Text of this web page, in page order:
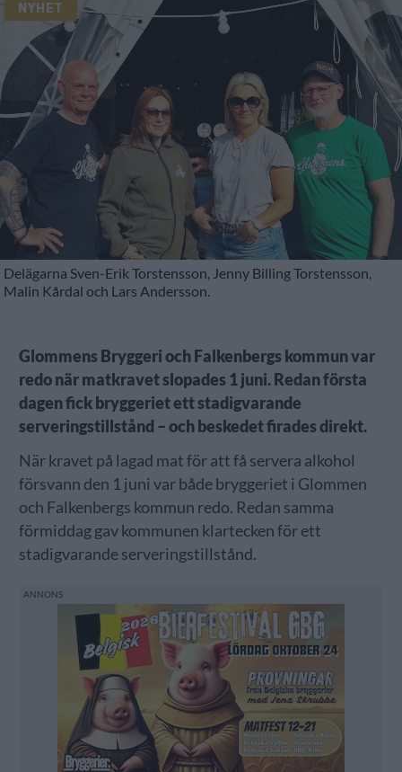
NYHET
Delägarna Sven-Erik Torstensson, Jenny Billing Torstensson,
Malin Kårdal och Lars Andersson.
Glommens Bryggeri och Falkenbergs kommun var
redo när matkravet slopades 1 juni. Redan första
dagen fick bryggeriet ett stadigvarande
serveringstillstånd – och beskedet firades direkt.
När kravet på lagad mat för att få servera alkohol
försvann den 1 juni var både bryggeriet i Glommen
och Falkenbergs kommun redo. Redan samma
förmiddag gav kommunen klartecken för ett
stadigvarande serveringstillstånd.